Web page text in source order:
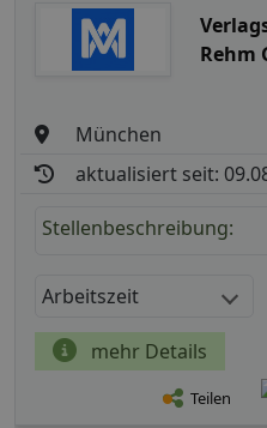
Rehm
München
aktualisiert seit:
Stellenbeschreibung:
Arbeitszeit
mehr Details
Teilen